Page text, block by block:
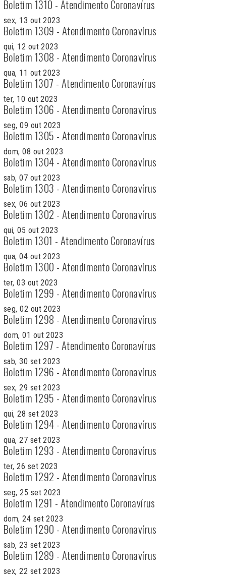
Boletim 1310 - Atendimento Coronavírus
sex, 13 out 2023
Boletim 1309 - Atendimento Coronavírus
qui, 12 out 2023
Boletim 1308 - Atendimento Coronavírus
qua, 11 out 2023
Boletim 1307 - Atendimento Coronavírus
ter, 10 out 2023
Boletim 1306 - Atendimento Coronavírus
seg, 09 out 2023
Boletim 1305 - Atendimento Coronavírus
dom, 08 out 2023
Boletim 1304 - Atendimento Coronavírus
sab, 07 out 2023
Boletim 1303 - Atendimento Coronavírus
sex, 06 out 2023
Boletim 1302 - Atendimento Coronavírus
qui, 05 out 2023
Boletim 1301 - Atendimento Coronavírus
qua, 04 out 2023
Boletim 1300 - Atendimento Coronavírus
ter, 03 out 2023
Boletim 1299 - Atendimento Coronavírus
seg, 02 out 2023
Boletim 1298 - Atendimento Coronavírus
dom, 01 out 2023
Boletim 1297 - Atendimento Coronavírus
sab, 30 set 2023
Boletim 1296 - Atendimento Coronavírus
sex, 29 set 2023
Boletim 1295 - Atendimento Coronavírus
qui, 28 set 2023
Boletim 1294 - Atendimento Coronavírus
qua, 27 set 2023
Boletim 1293 - Atendimento Coronavírus
ter, 26 set 2023
Boletim 1292 - Atendimento Coronavírus
seg, 25 set 2023
Boletim 1291 - Atendimento Coronavírus
dom, 24 set 2023
Boletim 1290 - Atendimento Coronavírus
sab, 23 set 2023
Boletim 1289 - Atendimento Coronavírus
sex, 22 set 2023